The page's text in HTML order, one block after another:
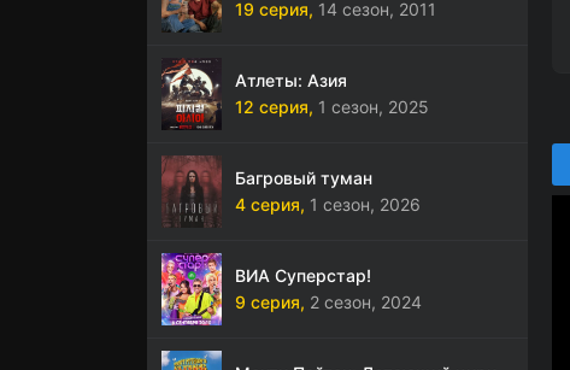
19 серия, 14 сезон, 2011
Атлеты: Азия
12 серия, 1 сезон, 2025
Багровый туман
4 серия, 1 сезон, 2026
ВИА Суперстар!
9 серия, 2 сезон, 2024